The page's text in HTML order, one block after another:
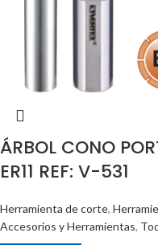
ÁRBOL CONO
ER11 REF: V-531
Herramienta de corte,
Accesorios y Herramientas,